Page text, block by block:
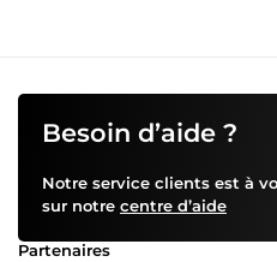
Besoin d’aide ?
Notre service clients est à
sur notre centre d’aide
Partenaires